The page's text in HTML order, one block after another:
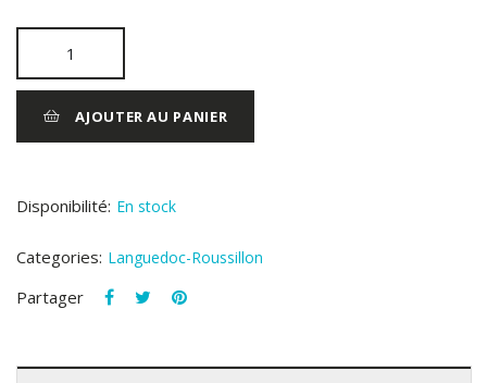
AJOUTER AU PANIER
Disponibilité: En stock
Categories: Languedoc-Roussillon
Partager